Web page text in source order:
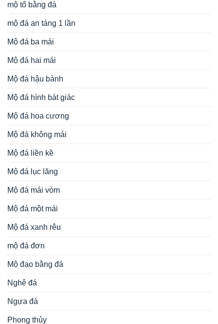
mộ tổ bằng đá
mộ đá an táng 1 lần
Mộ đá ba mái
Mộ đá hai mái
Mộ đá hậu bành
Mộ đá hình bát giác
Mộ đá hoa cương
Mộ đá không mái
Mộ đá liền kề
Mộ đá lục lăng
Mộ đá mái vòm
Mộ đá một mái
Mộ đá xanh rêu
mộ đá đơn
Mộ đạo bằng đá
Nghê đá
Ngựa đá
Phong thủy